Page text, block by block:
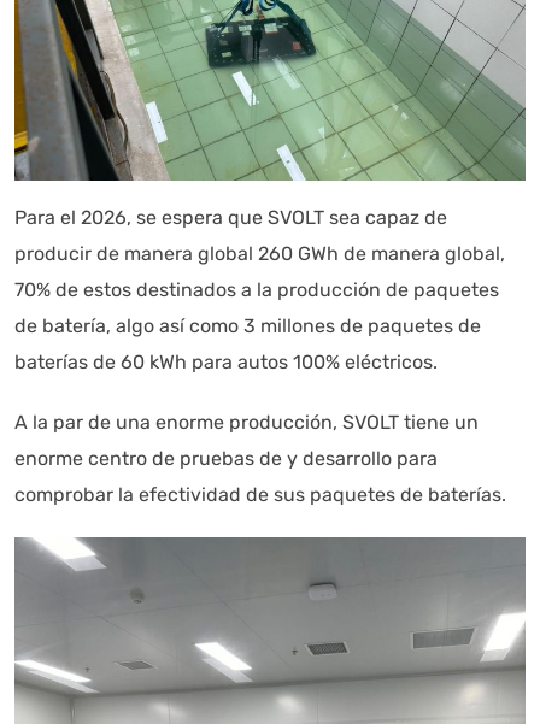
Para el 2026, se espera que SVOLT sea capaz de
producir de manera global 260 GWh de manera global,
70% de estos destinados a la producción de paquetes
de batería, algo así como 3 millones de paquetes de
baterías de 60 kWh para autos 100% eléctricos.
A la par de una enorme producción, SVOLT tiene un
enorme centro de pruebas de y desarrollo para
comprobar la efectividad de sus paquetes de baterías.